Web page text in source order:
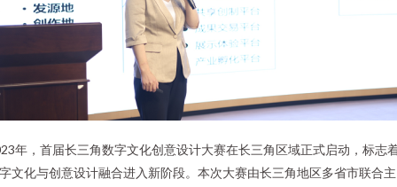
年，首届长三角数字文化创意设计大赛在长三角区域正式启动，标志
文化与创意设计融合进入新阶段。本次大赛由长三角地区多省市联合主